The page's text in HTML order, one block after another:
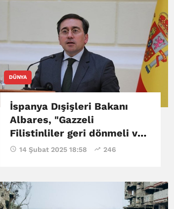
DÜNYA
İspanya Dışişleri Bakanı
Albares, "Gazzeli
Filistinliler geri dönmeli ve
Gazze'de yaşamalıdır"
14 Şubat 2025 18:58 246